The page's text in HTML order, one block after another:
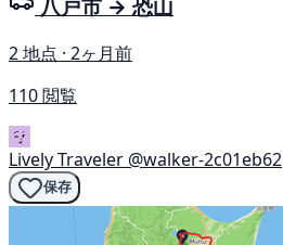
八戸市 → 恐山
2 地点 · 2ヶ月前
110 閲覧
Lively Traveler @walker-2c01eb62
保存